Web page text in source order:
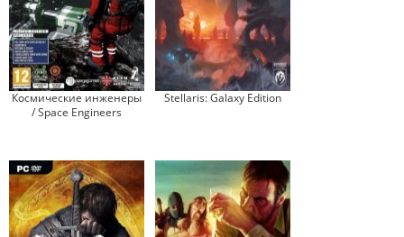
Космические инженеры
/ Space Engineers
Stellaris: Galaxy Edition